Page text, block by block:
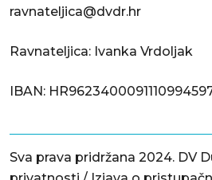
ravnateljica@dvdr.hr
Ravnateljica: Ivanka Vrdoljak
IBAN:
Sva prava pridržana 2024. DV